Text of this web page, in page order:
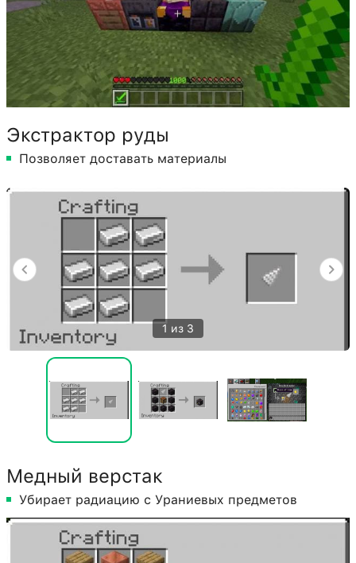
Экстрактор руды
Позволяет доставать материалы
1 из 3
Медный верстак
Убирает радиацию с Ураниевых предметов